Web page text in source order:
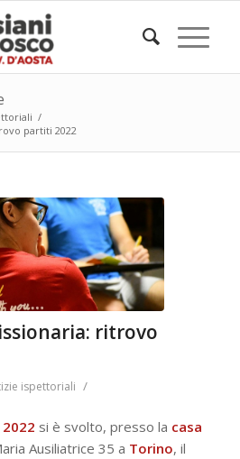
/
partiti 2022
ritrovo
ispettoriali /
si è svolto, presso la casa
Ausiliatrice 35 a Torino, il